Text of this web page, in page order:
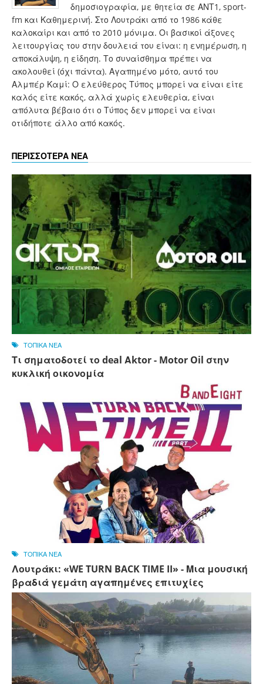
δημοσιογραφία, με θητεία σε ΑΝΤ1, sport-
fm και Καθημερινή. Στο Λουτράκι από το 1986 κάθε
καλοκαίρι και από το 2010 μόνιμα. Οι βασικοί άξονες
λειτουργίας του στην δουλειά του είναι: η ενημέρωση, η
αποκάλυψη, η είδηση. Το συναίσθημα πρέπει να
ακολουθεί (όχι πάντα). Αγαπημένο μότο, αυτό του
Αλμπέρ Καμί: Ο ελεύθερος Τύπος μπορεί να είναι είτε
καλός είτε κακός, αλλά χωρίς ελευθερία, είναι
απόλυτα βέβαιο ότι ο Τύπος δεν μπορεί να είναι
οτιδήποτε άλλο από κακός.
ΠΕΡΙΣΣΟΤΕΡΑ ΝΕΑ
ΤΟΠΙΚΑ ΝΕΑ
Τι σηματοδοτεί το deal Αktor - Motor Oil στην
κυκλική οικονομία
ΤΟΠΙΚΑ ΝΕΑ
Λουτράκι: «WE TURN BACK TIME II» - Μια μουσική
βραδιά γεμάτη αγαπημένες επιτυχίες